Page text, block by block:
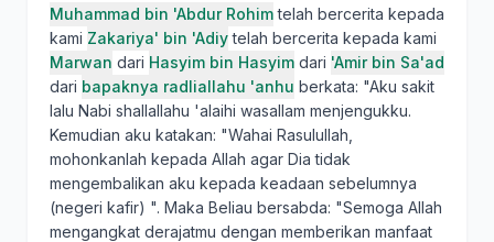
Muhammad bin 'Abdur Rohimtelah bercerita kepada
kami Zakariya' bin 'Adiytelah bercerita kepada kami
Marwan dari Hasyim bin Hasyim dari 'Amir bin Sa'ad
dari bapaknya radliallahu 'anhu berkata: "Aku sakit
lalu Nabi shallallahu 'alaihi wasallam menjengukku.
Kemudian aku katakan: "Wahai Rasulullah,
mohonkanlah kepada Allah agar Dia tidak
mengembalikan aku kepada keadaan sebelumnya
(negeri kafir) ". Maka Beliau bersabda: "Semoga Allah
mengangkat derajatmu dengan memberikan manfaat